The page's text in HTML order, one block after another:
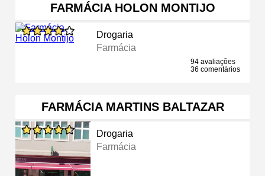
FARMÁCIA HOLON MONTIJO
Drogaria
Farmácia
94 avaliações
36 comentários
FARMÁCIA MARTINS BALTAZAR
Drogaria
Farmácia